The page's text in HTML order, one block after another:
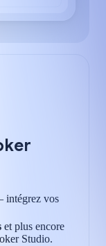
intégrez vos
et plus encore
Studio.